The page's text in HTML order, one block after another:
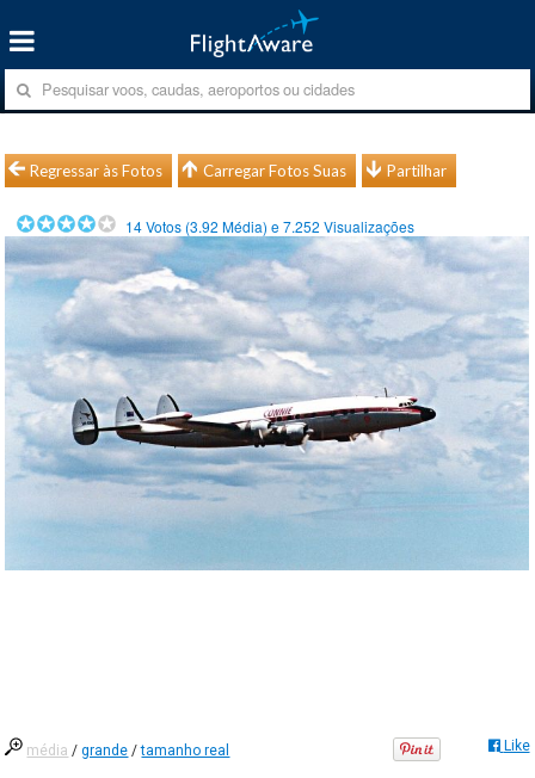
Regressar às Fotos Carregar Fotos Suas Partilhar
14Votos (3.92 Média) e7.252 Visualizações
média /grande /tamanho real Like